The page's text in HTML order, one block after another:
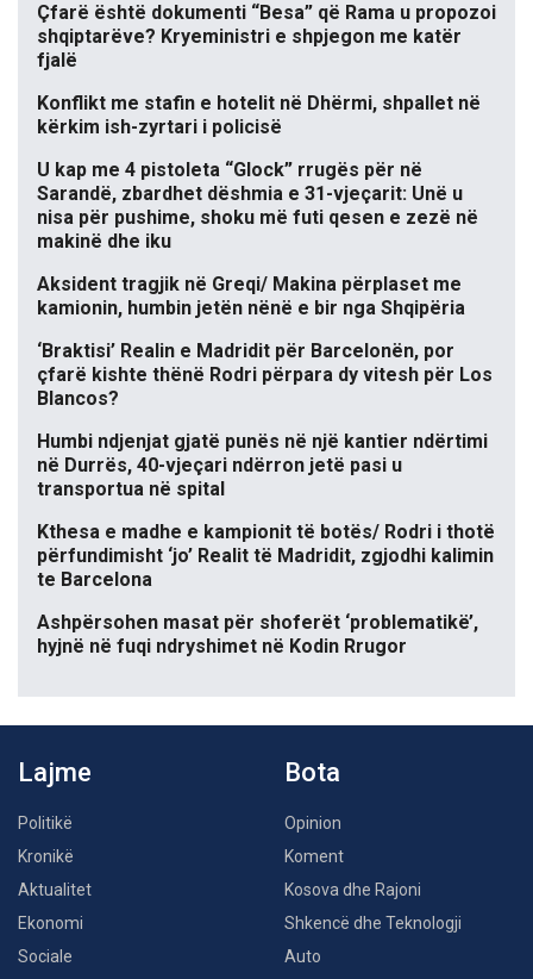
Çfarë është dokumenti “Besa” që Rama u propozoi
shqiptarëve? Kryeministri e shpjegon me katër
fjalë
Konflikt me stafin e hotelit në Dhërmi, shpallet në
kërkim ish-zyrtari i policisë
U kap me 4 pistoleta “Glock” rrugës për në
Sarandë, zbardhet dëshmia e 31-vjeçarit: Unë u
nisa për pushime, shoku më futi qesen e zezë në
makinë dhe iku
Aksident tragjik në Greqi/ Makina përplaset me
kamionin, humbin jetën nënë e bir nga Shqipëria
‘Braktisi’ Realin e Madridit për Barcelonën, por
çfarë kishte thënë Rodri përpara dy vitesh për Los
Blancos?
Humbi ndjenjat gjatë punës në një kantier ndërtimi
në Durrës, 40-vjeçari ndërron jetë pasi u
transportua në spital
Kthesa e madhe e kampionit të botës/ Rodri i thotë
përfundimisht ‘jo’ Realit të Madridit, zgjodhi kalimin
te Barcelona
Ashpërsohen masat për shoferët ‘problematikë’,
hyjnë në fuqi ndryshimet në Kodin Rrugor
Lajme
Politikë
Kronikë
Aktualitet
Ekonomi
Sociale
Bota
Opinion
Koment
Kosova dhe Rajoni
Shkencë dhe Teknologji
Auto